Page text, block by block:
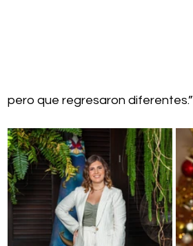
pero que regresaron diferentes.”